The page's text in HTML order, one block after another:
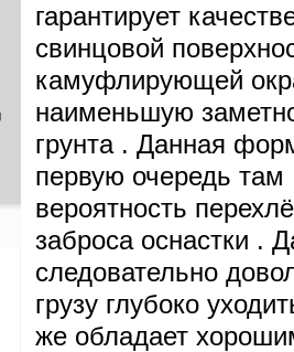
гарантирует
свинцовой
камуфлирующей
наименьшую
грунта . Данная
первую очередь
вероятность
заброса оснастки .
следовательно
грузу глубоко
же обладает